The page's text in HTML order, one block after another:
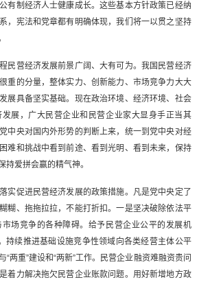
有制经济人士健康成长。这些基本方针政策已经纳
，宪法和党章都有明确体现，我们将一以贯之坚持
营经济发展前景广阔、大有可为。我国民营经济
重的分量，整体实力、创新能力、市场竞争力大大
展具备坚实基础。现在政治环境、经济环境、社会
展，广大民营企业和民营企业家大显身手正当其
中央对国内外形势的判断上来，统一到党中央对经
难和挑战中看到前途、看到光明、看到未来，保持
持爱拼会赢的精气神。
促进民营经济发展的政策措施。凡是党中央定了
糊、拖拖拉拉，不能打折扣。一是坚决破除依法平
场竞争的各种障碍。给予民营企业公平的发展机
持续推进基础设施竞争性领域向各类经营主体公平
两重”建设和“两新”工作。民营企业融资难融资贵问
着力解决拖欠民营企业账款问题。用好新增地方政